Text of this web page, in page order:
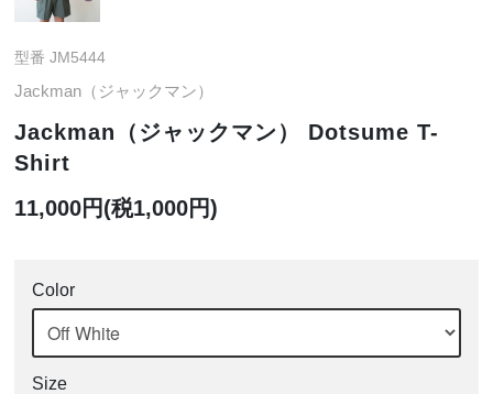
型番 JM5444
Jackman（ジャックマン）
Jackman（ジャックマン） Dotsume T-
Shirt
11,000円(税1,000円)
Color
Size